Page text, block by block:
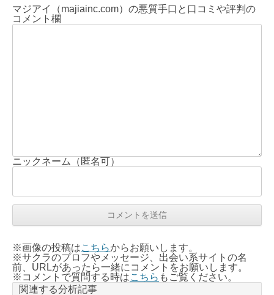
マジアイ（majiainc.com）の悪質手口と口コミや評判の
コメント欄
ニックネーム（匿名可）
※画像の投稿はこちらからお願いします。
※サクラのプロフやメッセージ、出会い系サイトの名
前、URLがあったら一緒にコメントをお願いします。
※コメントで質問する時はこちら もご覧ください。
関連する分析記事